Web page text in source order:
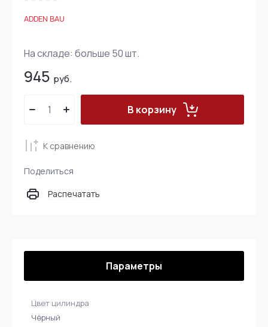
ADDEN BAU
На складе: больше 50шт.
945 руб.
В корзину
К сравнению
Поделиться
Распечатать
Параметры
Цвет цилиндра
Чёрный